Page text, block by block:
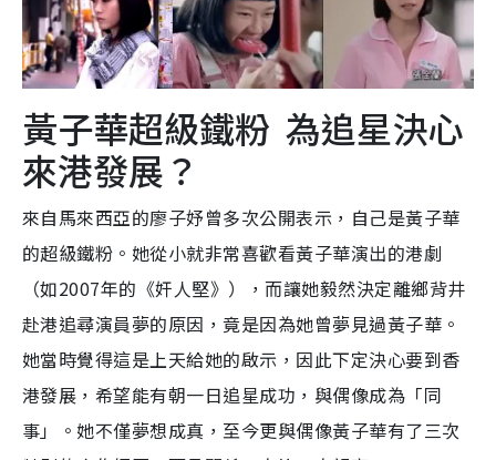
黃子華超級鐵粉 為追星決心
來港發展？
來自馬來西亞的廖子妤曾多次公開表示，自己是黃子華
的超級鐵粉。她從小就非常喜歡看黃子華演出的港劇
（如2007年的《奸人堅》），而讓她毅然決定離鄉背井
赴港追尋演員夢的原因，竟是因為她曾夢見過黃子華。
她當時覺得這是上天給她的啟示，因此下定決心要到香
港發展，希望能有朝一日追星成功，與偶像成為「同
事」。她不僅夢想成真，至今更與偶像黃子華有了三次